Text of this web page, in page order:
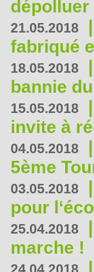
21.05.2018 |
fabriqué
18.05.2018 |
bannie
15.05.2018 |
invite à
04.05.2018 |
5ème
03.05.2018 |
pour
25.04.2018 |
marche !
|